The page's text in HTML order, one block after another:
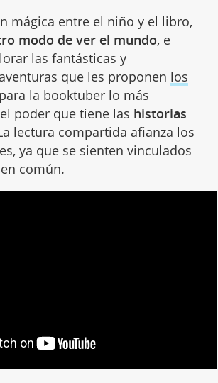
mágica entre el niño y el libro,
modo de ver el mundo, e
las fantásticas y
que les proponen los
la booktuber lo más
poder que tiene las historias
lectura compartida afianza los
ya que se sienten vinculados
común.